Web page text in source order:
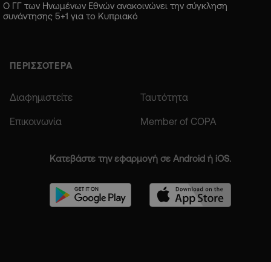
Ο ΓΓ των Ηνωμένων Εθνών ανακοινώνει την σύγκληση
συνάντησης 5+1 για το Κυπριακό
ΠΕΡΙΣΣΟΤΕΡΑ
Διαφημιστείτε Ταυτότητα
Επικοινωνία Member of COPA
Κατεβάστε την εφαρμογή σε Android ή iOS.